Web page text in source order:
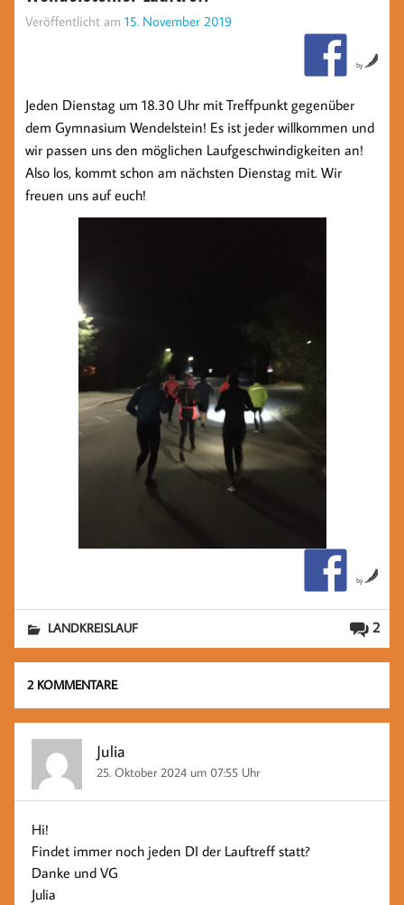
Veröffentlicht am 15. November 2019
by
Jeden Dienstag um 18.30 Uhr mit Treffpunkt gegenüber
dem Gymnasium Wendelstein! Es ist jeder willkommen und
wir passen uns den möglichen Laufgeschwindigkeiten an!
Also los, kommt schon am nächsten Dienstag mit. Wir
freuen uns auf euch!
by
2
LANDKREISLAUF
2 KOMMENTARE
Julia
25. Oktober 2024 um 07:55 Uhr
Hi!
Findet immer noch jeden DI der Lauftreff statt?
Danke und VG
Julia